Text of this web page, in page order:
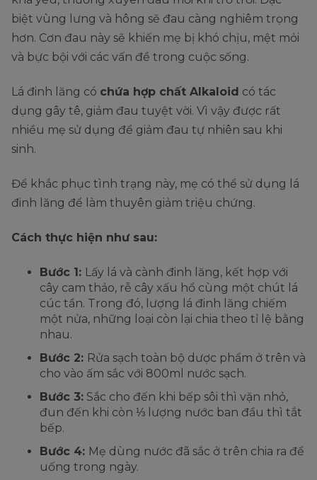
biệt vùng lưng và hông sẽ đau càng nghiêm trọng
hơn. Cơn đau này sẽ khiến mẹ bị khó chịu, mệt mỏi
và bực bội với các vấn đề trong cuộc sống.
Lá đinh lăng có chứa hợp chất Alkaloid có tác
dụng gây tê, giảm đau tuyệt vời. Vì vậy được rất
nhiều mẹ sử dụng để giảm đau tự nhiên sau khi
sinh.
Để khắc phục tình trạng này, mẹ có thể sử dụng lá
đinh lăng để làm thuyên giảm triệu chứng.
Cách thực hiện như sau:
Bước 1: Lấy lá và cành đinh lăng, kết hợp với
cây cam thảo, rễ cây xấu hổ cùng một chút lá
cúc tần. Trong đó, lượng lá đinh lăng chiếm
một nửa, những loại còn lại chia theo tỉ lệ bằng
nhau.
Bước 2: Rửa sạch toàn bộ dược phẩm ở trên và
cho vào ấm sắc với 800ml nước sạch.
Bước 3: Sắc cho đến khi bếp sôi thì vặn nhỏ,
đun đến khi còn ⅓ lượng nước ban đầu thì tắt
bếp.
Bước 4: Mẹ dùng nước đã sắc ở trên chia ra để
uống trong ngày.